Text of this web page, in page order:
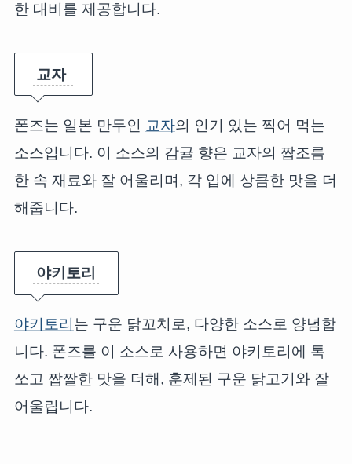
한 대비를 제공합니다.
교자
폰즈는 일본 만두인 교자의 인기 있는 찍어 먹는
소스입니다. 이 소스의 감귤 향은 교자의 짭조름
한 속 재료와 잘 어울리며, 각 입에 상큼한 맛을 더
해줍니다.
야키토리
야키토리 는 구운 닭꼬치로, 다양한 소스로 양념합
니다. 폰즈를 이 소스로 사용하면 야키토리에 톡
쏘고 짭짤한 맛을 더해, 훈제된 구운 닭고기와 잘
어울립니다.